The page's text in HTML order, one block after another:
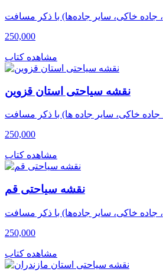
250,000
مشاهده کتاب
نقشه سیاحتی استان قزوین
250,000
مشاهده کتاب
نقشه سیاحتی قم
250,000
مشاهده کتاب